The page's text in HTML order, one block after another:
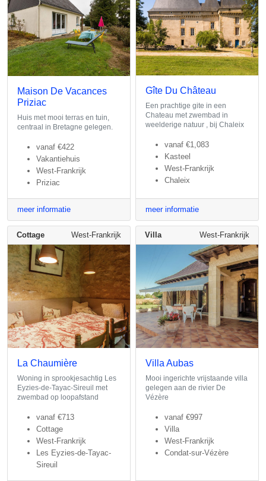
Maison De Vacances
Priziac
Huis met mooi terras en tuin,
centraal in Bretagne gelegen.
vanaf €422
Vakantiehuis
West-Frankrijk
Priziac
meer informatie
Gîte Du Château
Een prachtige gite in een
Chateau met zwembad in
weelderige natuur , bij Chaleix
vanaf €1,083
Kasteel
West-Frankrijk
Chaleix
meer informatie
Cottage West-Frankrijk
La Chaumière
Woning in sprookjesachtig Les
Eyzies-de-Tayac-Sireuil met
zwembad op loopafstand
vanaf €713
Cottage
West-Frankrijk
Les Eyzies-de-Tayac-
Sireuil
Villa West-Frankrijk
Villa Aubas
Mooi ingerichte vrijstaande villa
gelegen aan de rivier De
Vézère
vanaf €997
Villa
West-Frankrijk
Condat-sur-Vézère